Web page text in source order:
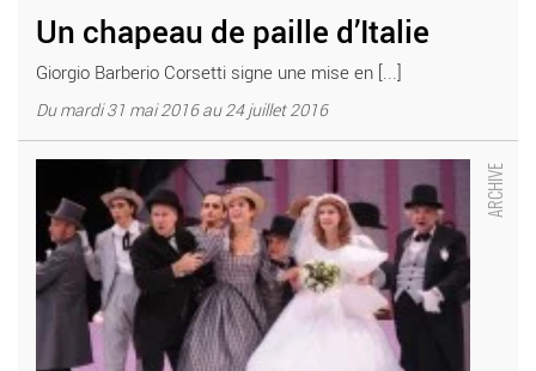
Un chapeau de paille d’Italie
Giorgio Barberio Corsetti signe une mise en [...]
Du mardi 31 mai 2016 au 24 juillet 2016